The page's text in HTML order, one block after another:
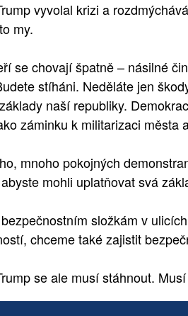
vyvolal krizi a
my.
se chovají špatně – násilné
stíháni. Neděláte jen
naší republiky.
záminku k militarizaci města
mnoho pokojných
mohli uplatňovat svá
složkám v
chceme také zajistit
se ale musí stáhnout.